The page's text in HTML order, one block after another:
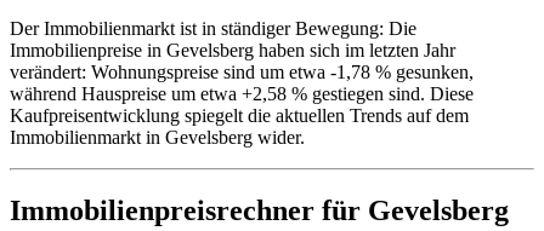
Der Immobilienmarkt ist in ständiger Bewegung: Die
Immobilienpreise in Gevelsberg haben sich im letzten Jahr
verändert: Wohnungspreise sind um etwa -1,78 % gesunken,
während Hauspreise um etwa +2,58 % gestiegen sind. Diese
Kaufpreisentwicklung spiegelt die aktuellen Trends auf dem
Immobilienmarkt in Gevelsberg wider.
Immobilienpreisrechner für Gevelsberg